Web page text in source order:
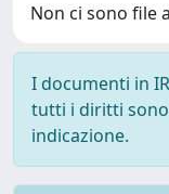
Non ci sono file
I documenti in
tutti i diritti
indicazione.